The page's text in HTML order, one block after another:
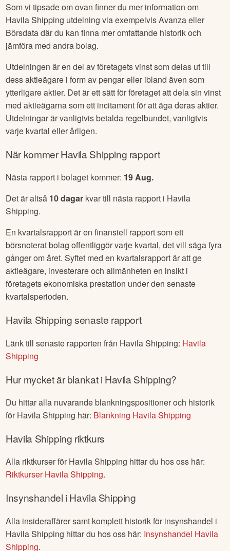
Som vi tipsade om ovan finner du mer information om
Havila Shipping utdelning via exempelvis Avanza eller
Börsdata där du kan finna mer omfattande historik och
jämföra med andra bolag.
Utdelningen är en del av företagets vinst som delas ut till
dess aktieägare i form av pengar eller ibland även som
ytterligare aktier. Det är ett sätt för företaget att dela sin vinst
med aktieägarna som ett incitament för att äga deras aktier.
Utdelningar är vanligtvis betalda regelbundet, vanligtvis
varje kvartal eller årligen.
När kommerHavila Shipping rapport
Nästa rapport i bolaget kommer: 19 Aug.
Det är altså 10dagar kvar till nästa rapport i Havila
Shipping.
En kvartalsrapport är en finansiell rapport som ett
börsnoterat bolag offentliggör varje kvartal, det vill säga fyra
gånger om året. Syftet med en kvartalsrapport är att ge
aktieägare, investerare och allmänheten en insikt i
företagets ekonomiska prestation under den senaste
kvartalsperioden.
Havila Shippingsenaste rapport
Länk till senaste rapporten från Havila Shipping: Havila
Shipping
Hur mycket är blankat iHavila Shipping?
Du hittar alla nuvarande blankningspositioner och historik
för Havila Shipping här: Blankning Havila Shipping
Havila Shipping riktkurs
Alla riktkurser för Havila Shipping hittar du hos oss här:
RiktkurserHavila Shipping.
Insynshandel iHavila Shipping
Alla insideraffärer samt komplett historik för insynshandel i
Havila Shipping hittar du hos oss här: Insynshandel Havila
Shipping.